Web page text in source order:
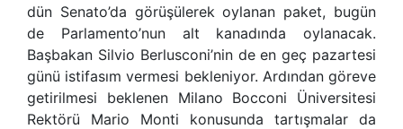
dün Senato’da görüşülerek oylanan paket, bugün
de Parlamento’nun alt kanadında oylanacak.
Başbakan Silvio Berlusconi’nin de en geç pazartesi
günü istifasım vermesi bekleniyor. Ardından göreve
getirilmesi beklenen Milano Bocconi Üniversitesi
Rektörü Mario Monti konusunda tartışmalar da